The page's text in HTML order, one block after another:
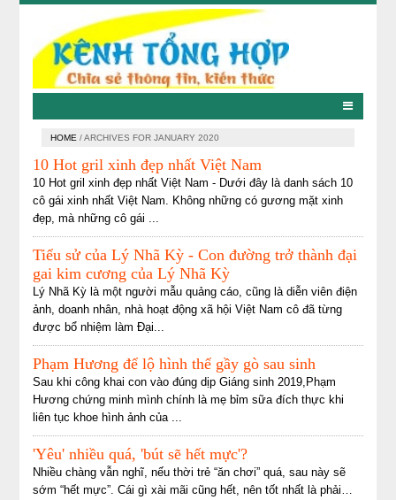
HOME/ARCHIVES FOR JANUARY 2020
10 Hot gril xinh đẹp nhất Việt Nam
10 Hot gril xinh đẹp nhất Việt Nam - Dưới đây là danh sách 10
cô gái xinh nhất Việt Nam. Không những có gương mặt xinh
đẹp, mà những cô gái ...
Tiểu sử của Lý Nhã Kỳ - Con đường trở thành đại
gai kim cương của Lý Nhã Kỳ
Lý Nhã Kỳ là một người mẫu quảng cáo, cũng là diễn viên điện
ảnh, doanh nhân, nhà hoạt động xã hội Việt Nam cô đã từng
được bổ nhiệm làm Đại...
Phạm Hương để lộ hình thể gầy gò sau sinh
Sau khi công khai con vào đúng dịp Giáng sinh 2019,Phạm
Hương chứng minh mình chính là mẹ bỉm sữa đích thực khi
liên tục khoe hình ảnh của ...
'Yêu' nhiều quá, 'bút sẽ hết mực'?
Nhiều chàng vẫn nghĩ, nếu thời trẻ “ăn chơi” quá, sau này sẽ
sớm “hết mực”. Cái gì xài mãi cũng hết, nên tốt nhất là phải…